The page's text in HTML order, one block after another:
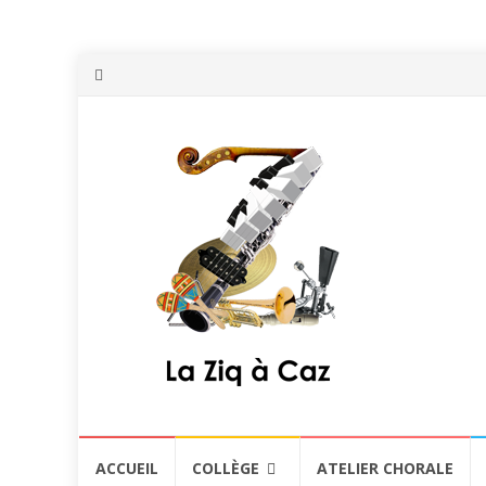
ACCUEIL COLLÈGE ATELIER CHORALE